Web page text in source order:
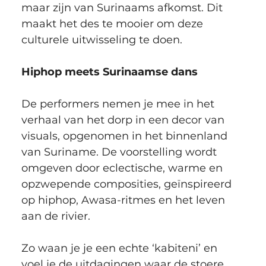
maar zijn van Surinaams afkomst. Dit
maakt het des te mooier om deze
culturele uitwisseling te doen.
Hiphop meets Surinaamse dans
De performers nemen je mee in het
verhaal van het dorp in een decor van
visuals, opgenomen in het binnenland
van Suriname. De voorstelling wordt
omgeven door eclectische, warme en
opzwepende composities, geïnspireerd
op hiphop, Awasa-ritmes en het leven
aan de rivier.
Zo waan je je een echte ‘kabiteni’ en